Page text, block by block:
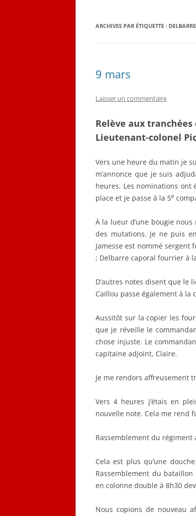
ARCHIVES PAR ÉTIQUETTE : DELBARRE
9 mars
Laisser un commentaire
Relève aux tranchées
Lieutenant-colonel
Vers une heure du matin je
m’annonce que je suis
heures. Les nominations
place et je passe à la 5e
À la lueur d’une bougie
des mutations. Je ne puis
Jamesse est nommé
; Delbarre caporal fourrier à
D’autres notes disent que le
Caillou passe également à la
Aussitôt sur la copier les
que je réveille le
chose injuste. Le
capitaine adjoint, Claire.
Je me rendors affreusement
Vers 4 heures j’étais en
nouvelle note. Cela me rend
Rassemblement du régiment
Cela est plus qu’une
Rassemblement du
en colonne double à 8h30
Nous copions de nouveau